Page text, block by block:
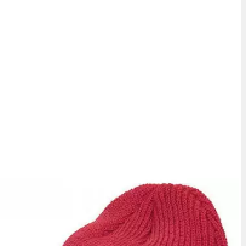
Outdoorhut Long Knit Beanie